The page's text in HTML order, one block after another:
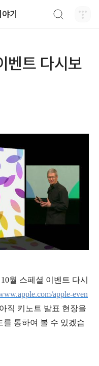
기
벤트 다시보
월 스페셜 이벤트 다시
apple-even
직 키노트 발표 현장을
를 통하여 볼 수 있겠습